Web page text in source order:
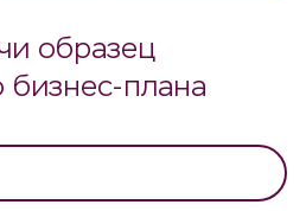
образец
бизнес-плана